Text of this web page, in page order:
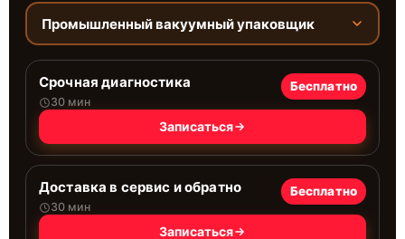
Промышленный вакуумный упаковщик
Срочная диагностика
30 мин
Бесплатно
Записаться
Доставка в сервис и обратно
30 мин
Бесплатно
Записаться